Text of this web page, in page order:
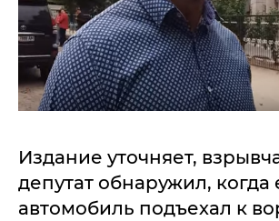
Издание уточняет,
депутат обнаружил, когда
автомобиль подъехал к